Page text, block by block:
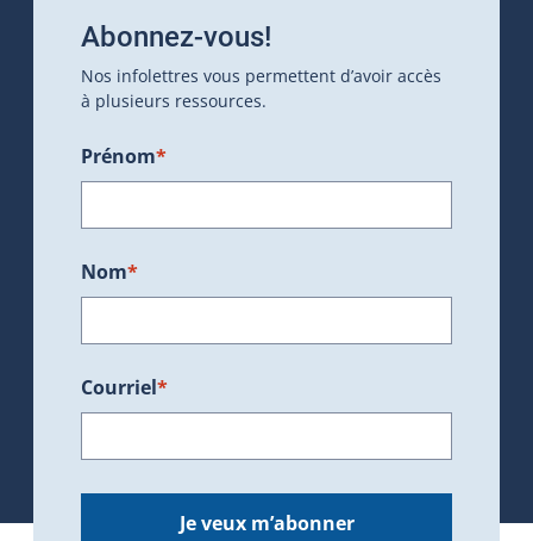
Abonnez-vous!
Nos infolettres vous permettent d’avoir accès
à plusieurs ressources.
Prénom*
Nom*
Courriel*
Je veux m’abonner